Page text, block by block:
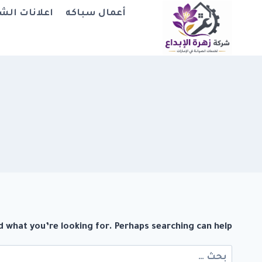
المحتوى
أعمال سباكه اعلانات
what you’re looking for. Perhaps searching can help.
البحث